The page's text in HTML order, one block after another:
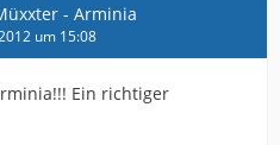
- Arminia
um 15:08
Ein richtiger